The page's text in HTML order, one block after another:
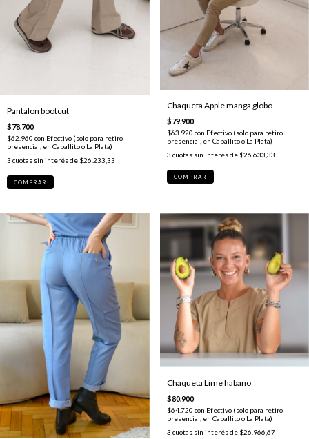
Pantalon bootcut
$78.700
$62.960 con Efectivo (solo para retiro
presencial, en Caballito o La Plata)
3 cuotas sin interés de $26.233,33
COMPRAR
Chaqueta Apple manga globo
$79.900
$63.920 con Efectivo (solo para retiro
presencial, en Caballito o La Plata)
3 cuotas sin interés de $26.633,33
COMPRAR
Chaqueta Lime habano
$80.900
$64.720 con Efectivo (solo para retiro
presencial, en Caballito o La Plata)
3 cuotas sin interés de $26.966,67